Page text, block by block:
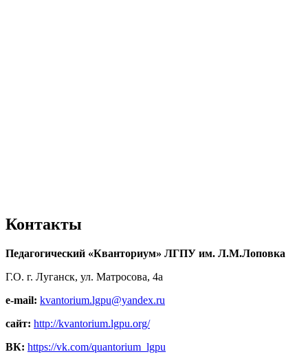
Контакты
Педагогический «Кванториум» ЛГПУ им. Л.М.Лоповка
Г.О. г. Луганск, ул. Матросова, 4а
e-mail: kvantorium.lgpu@yandex.ru
сайт: http://kvantorium.lgpu.org/
ВК: https://vk.com/quantorium_lgpu